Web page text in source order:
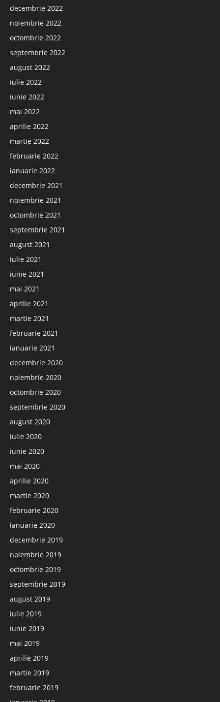
decembrie 2022
noiembrie 2022
octombrie 2022
septembrie 2022
august 2022
iulie 2022
iunie 2022
mai 2022
aprilie 2022
martie 2022
februarie 2022
ianuarie 2022
decembrie 2021
noiembrie 2021
octombrie 2021
septembrie 2021
august 2021
iulie 2021
iunie 2021
mai 2021
aprilie 2021
martie 2021
februarie 2021
ianuarie 2021
decembrie 2020
noiembrie 2020
octombrie 2020
septembrie 2020
august 2020
iulie 2020
iunie 2020
mai 2020
aprilie 2020
martie 2020
februarie 2020
ianuarie 2020
decembrie 2019
noiembrie 2019
octombrie 2019
septembrie 2019
august 2019
iulie 2019
iunie 2019
mai 2019
aprilie 2019
martie 2019
februarie 2019